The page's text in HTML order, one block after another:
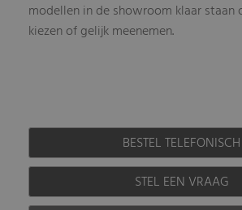
modellen in de showroom klaar staan
kiezen of gelijk meenemen.
BESTEL TELEFONISCH
STEL EEN VRAAG